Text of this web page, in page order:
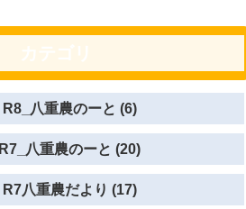
R8_八重農のーと (6)
R7_八重農のーと (20)
R7八重農だより (17)